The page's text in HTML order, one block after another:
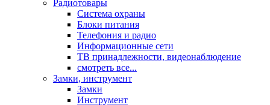
Радиотовары
Система охраны
Блоки питания
Телефония и радио
Информационные сети
ТВ принадлежности, видеонаблюдение
смотреть все...
Замки, инструмент
Замки
Инструмент